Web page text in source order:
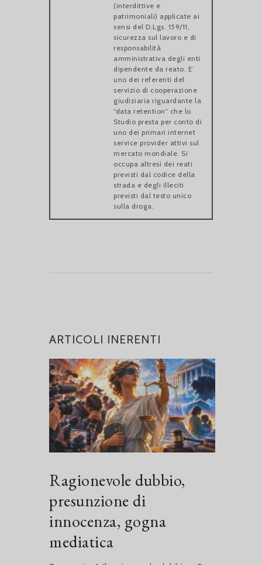
(interdittive e
patrimoniali) applicate ai
sensi del D.Lgs. 159/11,
sicurezza sul lavoro e di
responsabilità
amministrativa degli enti
dipendente da reato. E’
uno dei referenti del
servizio di cooperazione
giudiziaria riguardante la
“data retention” che lo
Studio presta per conto di
uno dei primari internet
service provider attivi sul
mercato mondiale. Si
occupa altresì dei reati
previsti dal codice della
strada e degli illeciti
previsti dal testo unico
sulla droga.
ARTICOLI INERENTI
Ragionevole dubbio,
presunzione di
innocenza, gogna
mediatica